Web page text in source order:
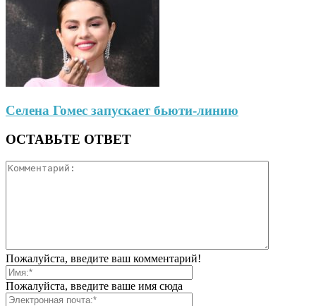
Селена Гомес запускает бьюти-линию
ОСТАВЬТЕ ОТВЕТ
Пожалуйста, введите ваш комментарий!
Пожалуйста, введите ваше имя сюда